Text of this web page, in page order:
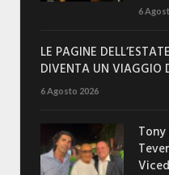
6
LE PAGINE
DIVENTA UN VIAGGIO
6 Agosto 2026